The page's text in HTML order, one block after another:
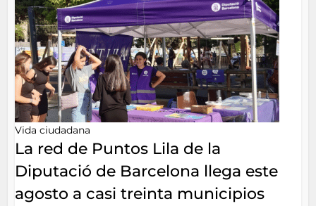
Vida ciudadana
La red de Puntos Lila de la
Diputació de Barcelona llega este
agosto a casi treinta municipios